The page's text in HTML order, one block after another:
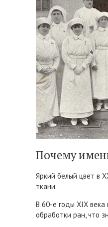
Почему
Яркий белый цвет в
ткани.
В 60-е годы XIX века
обработки ран, что